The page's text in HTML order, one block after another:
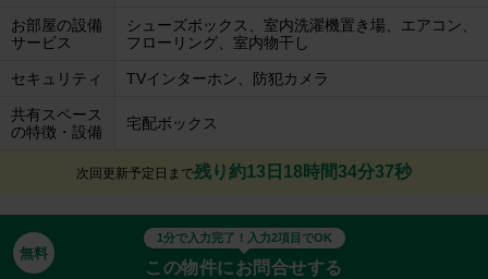
お部屋の設備
サービス
シューズボックス、室内洗濯機置き場、エアコン、
フローリング、室内物干し
セキュリティ TVインターホン、防犯カメラ
共有スペース
の特徴・設備
宅配ボックス
次回更新予定日まで残り約13日18時間34分36秒
無料
1分で入力完了！入力2項目でOK
この物件にお問合せする